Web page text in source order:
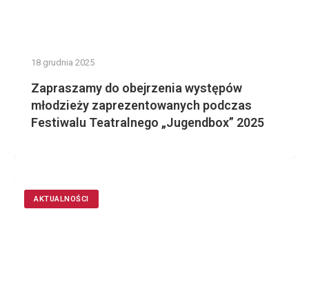
18 grudnia 2025
Zapraszamy do obejrzenia występów
młodzieży zaprezentowanych podczas
Festiwalu Teatralnego „Jugendbox” 2025
AKTUALNOŚCI